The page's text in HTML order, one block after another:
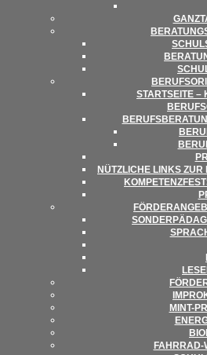
START­SEITE –
NÜTZ­LI­CHE LINKS
MINT-
FAHR­RAD-